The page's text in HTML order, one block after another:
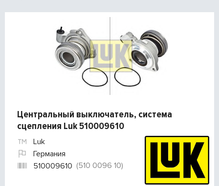
Центральный выключатель, система
сцепления Luk 510009610
Luk
Германия
510009610 (510 0096 10)